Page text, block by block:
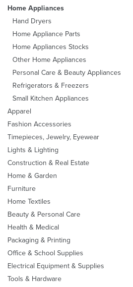
Home Appliances
Hand Dryers
Home Appliance Parts
Home Appliances Stocks
Other Home Appliances
Personal Care & Beauty Appliances
Refrigerators & Freezers
Small Kitchen Appliances
Apparel
Fashion Accessories
Timepieces, Jewelry, Eyewear
Lights & Lighting
Construction & Real Estate
Home & Garden
Furniture
Home Textiles
Beauty & Personal Care
Health & Medical
Packaging & Printing
Office & School Supplies
Electrical Equipment & Supplies
Tools & Hardware